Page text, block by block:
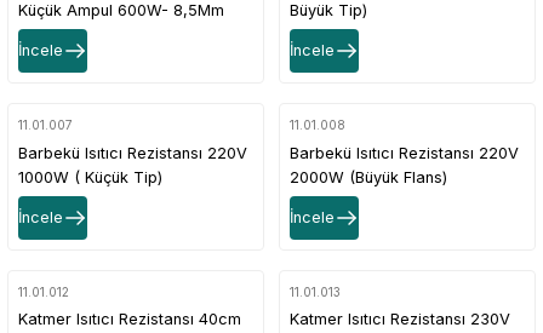
Küçük Ampul 600W- 8,5Mm
İncele
Büyük Tip)
İncele
11.01.007
Barbekü Isıtıcı Rezistansı 220V
1000W ( Küçük Tip)
İncele
11.01.008
Barbekü Isıtıcı Rezistansı 220V
2000W (Büyük Flans)
İncele
11.01.012
Katmer Isıtıcı Rezistansı 40cm
11.01.013
Katmer Isıtıcı Rezistansı 230V